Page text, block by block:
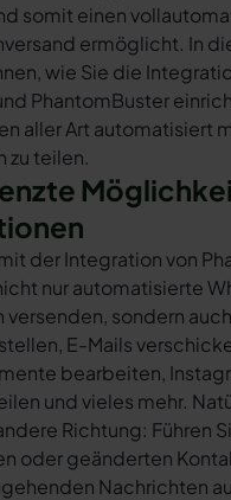
somit einen
ermöglicht. In
wie Sie die
PhantomBuster
aller Art automatisiert
zu teilen.
der Integration von
nur automatisierte
versenden, sondern
E-Mails
bearbeiten,
und vieles mehr.
Richtung: Führen
oder geänderten
Nachrichten